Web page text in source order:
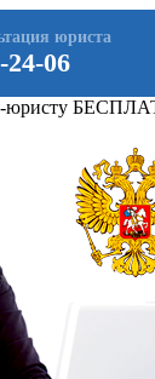
24-06
юриста
юристу